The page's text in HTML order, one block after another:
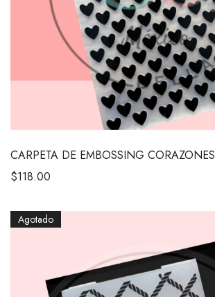
CARPETA DE EMBOSSING CORAZONES
$118.00
Agotado